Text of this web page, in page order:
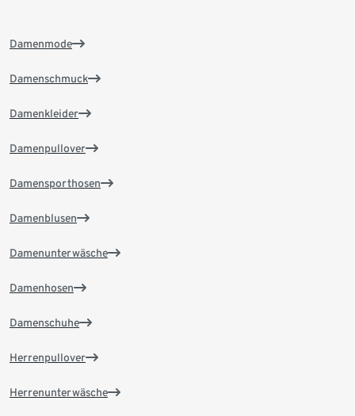
Damenmode
Damenschmuck
Damenkleider
Damenpullover
Damensporthosen
Damenblusen
Damenunterwäsche
Damenhosen
Damenschuhe
Herrenpullover
Herrenunterwäsche